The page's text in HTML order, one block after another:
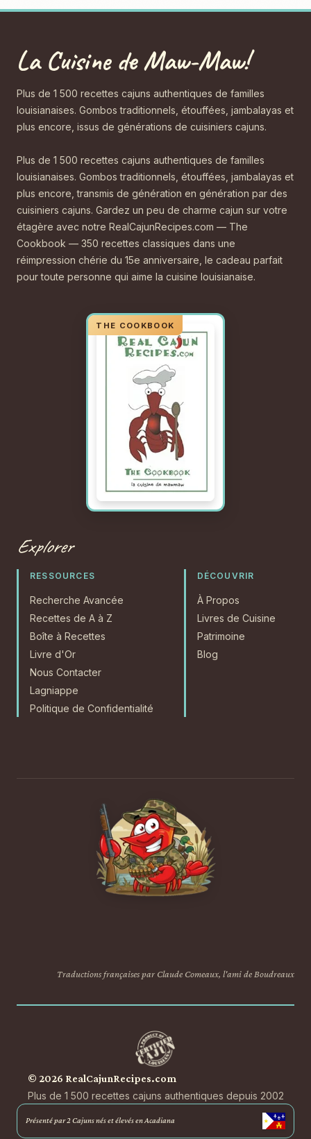
La Cuisine de Maw-Maw!
Plus de 1 500 recettes cajuns authentiques de familles
louisianaises. Gombos traditionnels, étouffées, jambalayas et
plus encore, issus de générations de cuisiniers cajuns.
Plus de 1 500 recettes cajuns authentiques de familles
louisianaises. Gombos traditionnels, étouffées, jambalayas et
plus encore, transmis de génération en génération par des
cuisiniers cajuns. Gardez un peu de charme cajun sur votre
étagère avec notre RealCajunRecipes.com — The
Cookbook — 350 recettes classiques dans une
réimpression chérie du 15e anniversaire, le cadeau parfait
pour toute personne qui aime la cuisine louisianaise.
Explorer
RESSOURCES
Recherche Avancée
Recettes de A à Z
Boîte à Recettes
Livre d'Or
Nous Contacter
Lagniappe
Politique de Confidentialité
DÉCOUVRIR
À Propos
Livres de Cuisine
Patrimoine
Blog
Traductions françaises par Claude Comeaux, l'ami de Boudreaux
© 2026 RealCajunRecipes.com
Plus de 1 500 recettes cajuns authentiques depuis 2002
Présenté par 2 Cajuns nés et élevés en Acadiana